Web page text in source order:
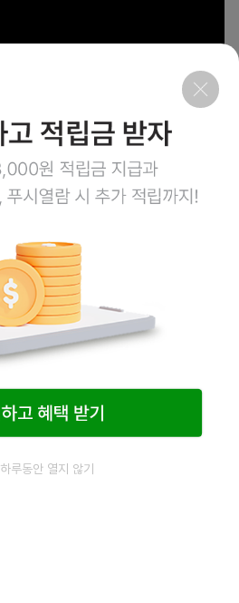
하루동안 열지 않기